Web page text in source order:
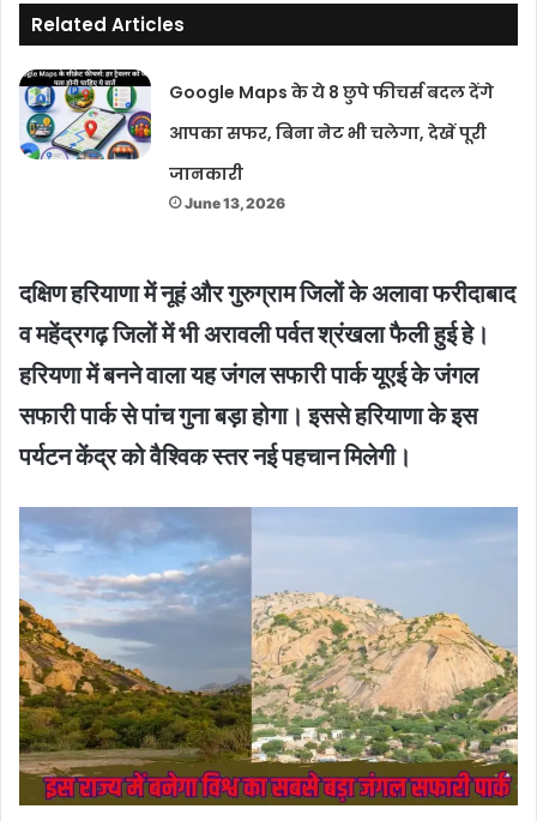
Related Articles
Google Maps के ये 8 छुपे फीचर्स बदल देंगे
आपका सफर, बिना नेट भी चलेगा, देखें पूरी
जानकारी
June 13, 2026
दक्षिण हरियाणा में नूहं और गुरुग्राम जिलों के अलावा फरीदाबाद
व महेंद्रगढ़ जिलों में भी अरावली पर्वत श्रंखला फैली हुई हे।
हरियणा में बनने वाला यह जंगल सफारी पार्क यूएई के जंगल
सफारी पार्क से पांच गुना बड़ा होगा। इससे हरियाणा के इस
पर्यटन केंद्र को वैश्विक स्तर नई पहचान मिलेगी।